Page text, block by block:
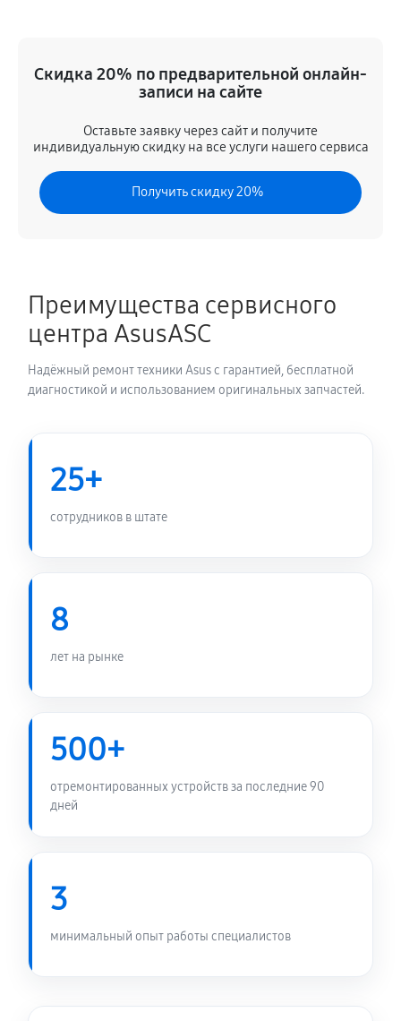
1620 руб
630 руб 60 минут
Замена лампы подсветки
1260 руб 60 минут
Замена блока питания
Скидка 20% по предварительной онлайн-
записи на сайте
Оставьте заявку через сайт и получите
индивидуальную скидку на все услуги нашего сервиса
Получить скидку 20%
Преимущества сервисного
центра AsusASC
Надёжный ремонт техники Asus с гарантией, бесплатной
диагностикой и использованием оригинальных запчастей.
25+
сотрудников в штате
8
лет на рынке
500+
отремонтированных устройств за последние 90
дней
3
минимальный опыт работы специалистов